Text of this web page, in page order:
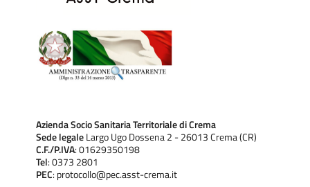
Azienda Socio Sanitaria Territoriale di Crema
Sede legaleLargo Ugo Dossena 2 - 26013 Crema (CR)
C.F./P.IVA: 01629350198
Tel: 0373 2801
PEC: protocollo@pec.asst-crema.it